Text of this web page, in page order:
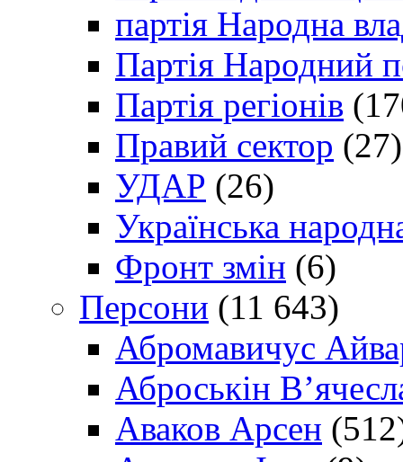
партія Народна
Партія Народний
Партія регіонів
Правий сектор (27)
УДАР (26)
Українська
Фронт змін (6)
Персони (11 643)
Абромавичус
Аброськін
Аваков Арсен